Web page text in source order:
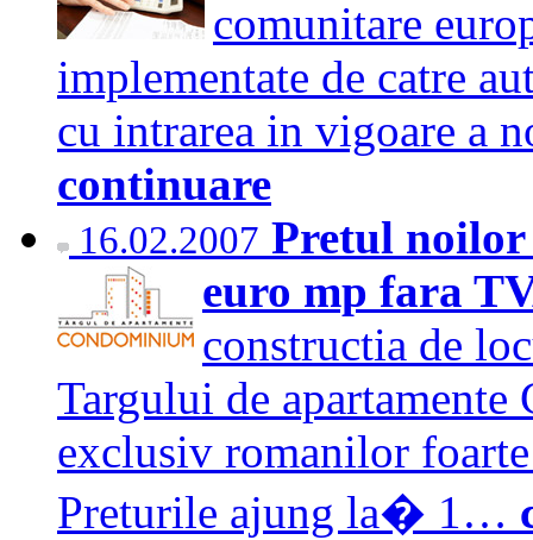
comunitare
implementate de catre
cu intrarea in vigoare a
continuare
16.02.2007 Pretul noilor
euro mp fara
constructia de
Targului de apartamente
exclusiv romanilor
Preturile ajung la� 1…